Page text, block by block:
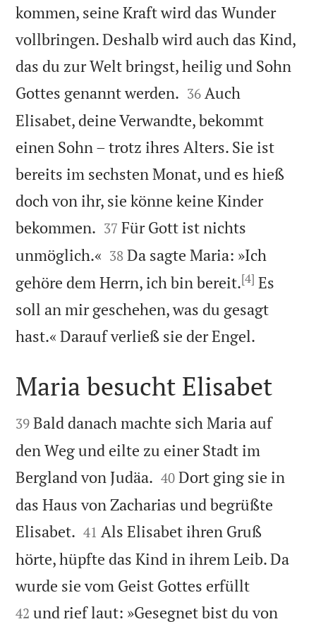
kommen, seine Kraft wird das Wunder
vollbringen. Deshalb wird auch das Kind,
das du zur Welt bringst, heilig und Sohn
Gottes genannt werden. 

36 Auch
Elisabet, deine Verwandte, bekommt
einen Sohn – trotz ihres Alters. Sie ist
bereits im sechsten Monat, und es hieß
doch von ihr, sie könne keine Kinder
bekommen. 

37 Für Gott ist nichts
unmöglich.« 

38 Da sagte Maria: »Ich
gehöre dem Herrn, ich bin bereit.[4] Es
soll an mir geschehen, was du gesagt
hast.« Darauf verließ sie der Engel.

Maria besucht Elisabet

39 Bald danach machte sich Maria auf
den Weg und eilte zu einer Stadt im
Bergland von Judäa. 

40 Dort ging sie in
das Haus von Zacharias und begrüßte
Elisabet. 

41 Als Elisabet ihren Gruß
hörte, hüpfte das Kind in ihrem Leib. Da
wurde sie vom Geist Gottes erfüllt
42 und rief laut: »Gesegnet bist du von